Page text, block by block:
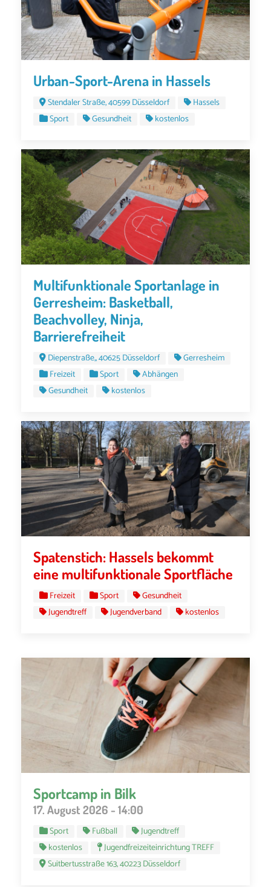
Urban-Sport-Arena in Hassels
Stendaler Straße, 40599 Düsseldorf
Hassels
Sport
Gesundheit kostenlos
Multifunktionale Sportanlage in
Gerresheim: Basketball,
Beachvolley, Ninja,
Barrierefreiheit
Diepenstraße,, 40625 Düsseldorf
Gerresheim
Freizeit
Sport
Abhängen
Gesundheit
kostenlos
Spatenstich: Hassels bekommt
eine multifunktionale Sportfläche
Freizeit Sport
Gesundheit
Jugendtreff
Jugendverband kostenlos
Sportcamp in Bilk
17. August 2026 - 14:00
Sport Fußball
Jugendtreff
kostenlos
Jugendfreizeiteinrichtung TREFF
Suitbertusstraße 163, 40223 Düsseldorf